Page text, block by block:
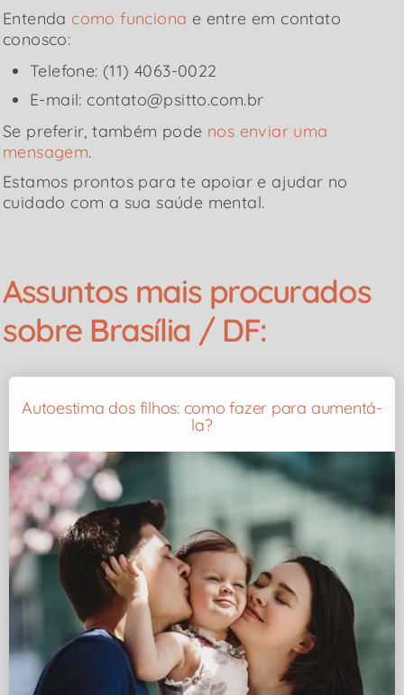
Entenda como funciona e entre em contato
conosco:
Telefone: (11) 4063-0022
E-mail: contato@psitto.com.br
Se preferir, também pode nos enviar uma
mensagem.
Estamos prontos para te apoiar e ajudar no
cuidado com a sua saúde mental.
Assuntos mais procurados
sobre Brasília / DF:
Autoestima dos filhos: como fazer para aumentá-
la?